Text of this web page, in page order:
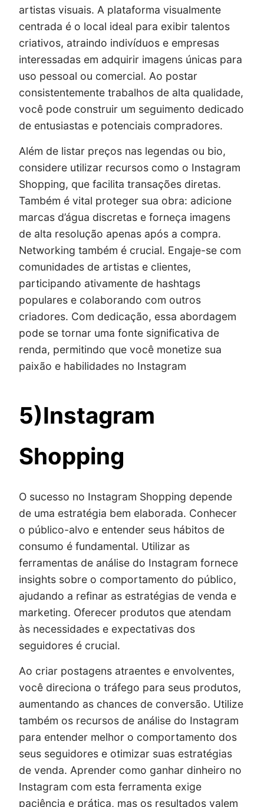
artistas visuais. A plataforma visualmente
centrada é o local ideal para exibir talentos
criativos, atraindo indivíduos e empresas
interessadas em adquirir imagens únicas para
uso pessoal ou comercial. Ao postar
consistentemente trabalhos de alta qualidade,
você pode construir um seguimento dedicado
de entusiastas e potenciais compradores.
Além de listar preços nas legendas ou bio,
considere utilizar recursos como o Instagram
Shopping, que facilita transações diretas.
Também é vital proteger sua obra: adicione
marcas d’água discretas e forneça imagens
de alta resolução apenas após a compra.
Networking também é crucial. Engaje-se com
comunidades de artistas e clientes,
participando ativamente de hashtags
populares e colaborando com outros
criadores. Com dedicação, essa abordagem
pode se tornar uma fonte significativa de
renda, permitindo que você monetize sua
paixão e habilidades no Instagram
5)Instagram
Shopping
O sucesso no Instagram Shopping depende
de uma estratégia bem elaborada. Conhecer
o público-alvo e entender seus hábitos de
consumo é fundamental. Utilizar as
ferramentas de análise do Instagram fornece
insights sobre o comportamento do público,
ajudando a refinar as estratégias de venda e
marketing. Oferecer produtos que atendam
às necessidades e expectativas dos
seguidores é crucial.
Ao criar postagens atraentes e envolventes,
você direciona o tráfego para seus produtos,
aumentando as chances de conversão. Utilize
também os recursos de análise do Instagram
para entender melhor o comportamento dos
seus seguidores e otimizar suas estratégias
de venda. Aprender como ganhar dinheiro no
Instagram com esta ferramenta exige
paciência e prática, mas os resultados valem